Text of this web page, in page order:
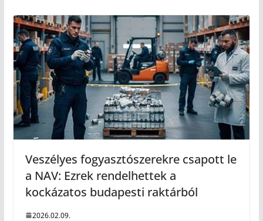
Veszélyes fogyasztószerekre csapott le
a NAV: Ezrek rendelhettek a
kockázatos budapesti raktárból
2026.02.09.